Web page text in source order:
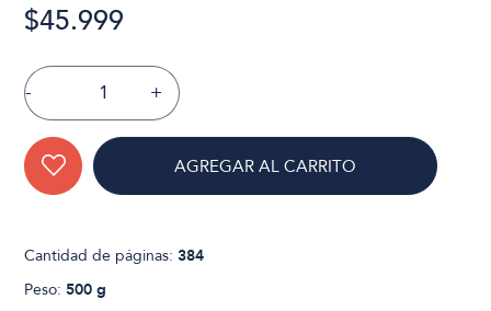
$45.999
- +
AGREGAR AL CARRITO
Cantidad de páginas:384
Peso:500 g